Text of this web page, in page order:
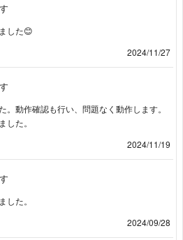
した😊
2024/11/27
。動作確認も行い、問題なく動作します。
した。
2024/11/19
した。
2024/09/28